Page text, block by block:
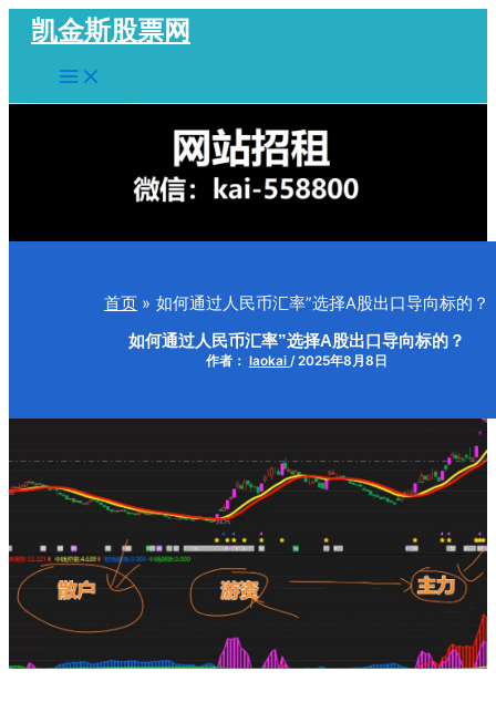
容
凯金斯股票网
Main
Menu
首页 如何通过人民币汇率”选择A股出口导向标的？
如何通过人民币汇率”选择A股出口导向标的？
作者： laokai /2025年8月8日